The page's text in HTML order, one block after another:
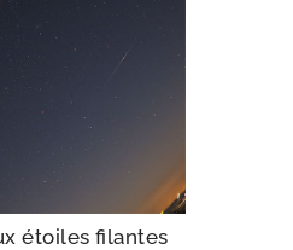
étoiles filantes